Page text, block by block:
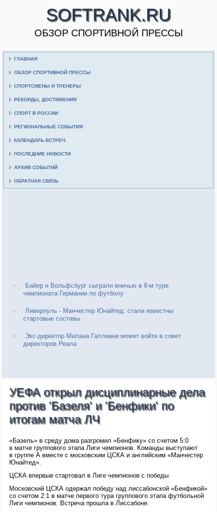
SOFTRANK.RU
ОБЗОР СПОРТИВНОЙ ПРЕССЫ
ГЛАВНАЯ
ОБЗОР СПОРТИВНОЙ ПРЕССЫ
СПОРТСМЕНЫ И ТРЕНЕРЫ
РЕКОРДЫ, ДОСТИЖЕНИЯ
СПОРТ В РОССИИ
РЕГИОНАЛЬНЫЕ СОБЫТИЯ
КАЛЕНДАРЬ ВСТРЕЧ
ПОСЛЕДНИЕ НОВОСТИ
АРХИВ СОБЫТИЙ
ОБРАТНАЯ СВЯЗЬ
Байер и Вольфсбург сыграли вничью в 8-м туре
чемпионата Германии по футболу
Ливерпуль - Манчестер Юнайтед: стали известны
стартовые составы
Экс-директор Милана Галлиани может войти в совет
директоров Реала
УЕФА открыл дисциплинарные дела
против 'Базеля' и 'Бенфики' по
итогам матча ЛЧ
«Базель» в среду дома разгромил «Бенфику» со счетом 5:0
в матче группового этапа Лиги чемпионов. Команды выступают
в группе A вместе с московским ЦСКА и английским «Манчестер
Юнайтед».
ЦСКА впервые стартовал в Лиге чемпионов с победы
Московский ЦСКА одержал победу над лиссабонской «Бенфикой»
со счетом 2:1 в матче первого тура группового этапа футбольной
Лиги чемпионов. Встреча прошла в Лиссабоне.